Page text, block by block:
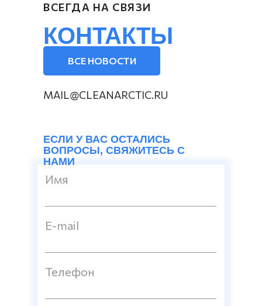
ВСЕ НОВОСТИ
КОНТАКТЫ
ВСЕГДА НА СВЯЗИ
ЕСЛИ У ВАС ОСТАЛИСЬ
ВОПРОСЫ, СВЯЖИТЕСЬ С
НАМИ
Имя
E-mail
Телефон
MAIL@CLEANARCTIC.RU